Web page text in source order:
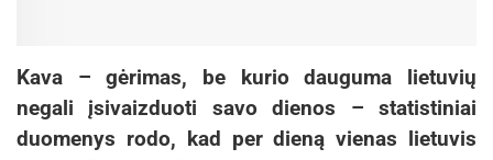
Kava – gėrimas, be kurio dauguma lietuvių
negali įsivaizduoti savo dienos – statistiniai
duomenys rodo, kad per dieną vienas lietuvis